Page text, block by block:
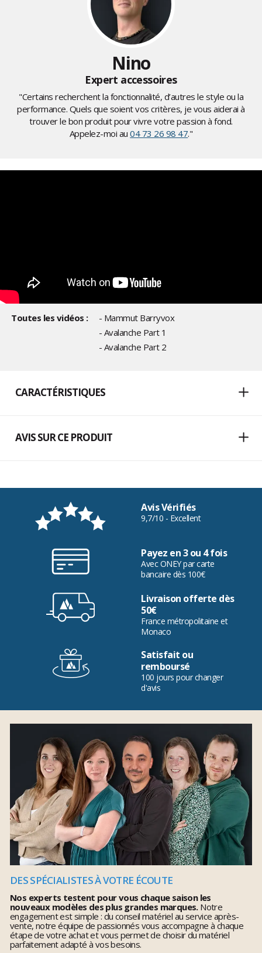
Nino
Expert accessoires
"Certains recherchent la fonctionnalité, d’autres le style ou la
performance. Quels que soient vos critères, je vous aiderai à
trouver le bon produit pour vivre votre passion à fond.
Appelez-moi au04 73 26 98 47."
Toutes les vidéos :
- Mammut Barryvox
- Avalanche Part 1
- Avalanche Part 2
CARACTÉRISTIQUES
AVIS SUR CE PRODUIT
Avis Vérifiés
9,7/10 - Excellent
Payez en 3 ou 4 fois
Avec ONEY par carte
bancaire dès 100€
Livraison offerte dès
50€
France métropolitaine et
Monaco
Satisfait ou
remboursé
100 jours pour changer
d'avis
DES SPÉCIALISTES À VOTRE ÉCOUTE
Nos experts testent pour vous chaque saison les
nouveaux modèles des plus grandes marques.Notre
engagement est simple : du conseil matériel au service après-
vente, notre équipe de passionnés vous accompagne à chaque
étape de votre achat et vous permet de choisir du matériel
parfaitement adapté à vos besoins.